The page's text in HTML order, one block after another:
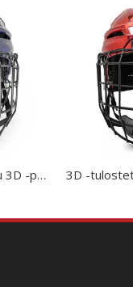
Alkuperäinen hiilikuitu 3D -painettu vuoraus jääkiekkokypärä Custom